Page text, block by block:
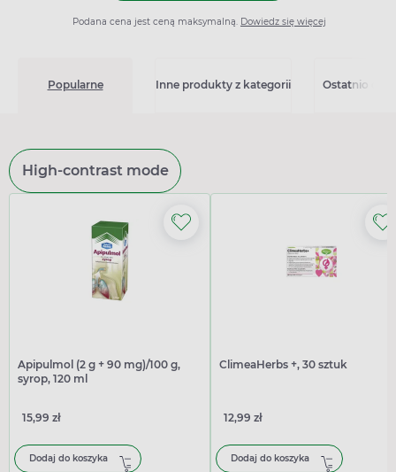
Podana cena jest ceną maksymalną. Dowiedz się więcej
Popularne Inne produkty z kategorii Ostatnio
High-contrast mode
Apipulmol (2 g + 90 mg)/100 g,
syrop, 120 ml
15,99 zł
Dodaj do koszyka
ClimeaHerbs +, 30 sztuk
12,99 zł
Dodaj do koszyka